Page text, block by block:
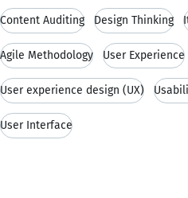
Content Auditing Design Thinking
Agile Methodology User Experience
User experience design (UX)
User Interface